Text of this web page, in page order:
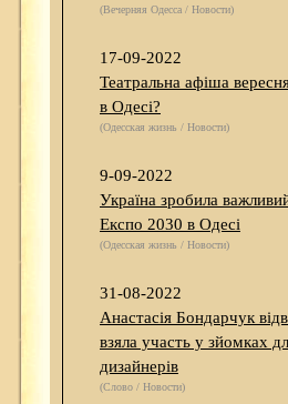
(Вечерняя Одесса / Новости)
17-09-2022
Театральна афіша
в Одесі?
(Одесская жизнь / Новости)
9-09-2022
Україна зробила
Експо 2030 в Одесі
(Одесская жизнь / Новости)
31-08-2022
Анастасія Бондарчук
взяла участь у зйомках
дизайнерів
(Слово / Новости)